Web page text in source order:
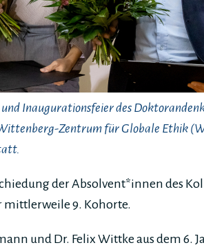
Inaugurationsfeier des
Zentrum für Globale Ethik
der Absolvent*innen des
9. Kohorte.
und Dr. Felix Wittke aus dem 6.